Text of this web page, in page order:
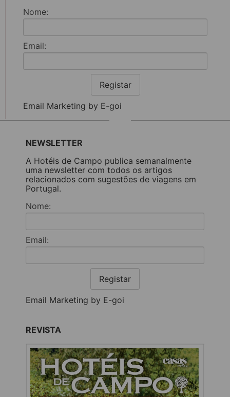
Nome:
Email:
Registar
Email Marketing by E-goi
NEWSLETTER
A Hotéis de Campo publica semanalmente
uma newsletter com todos os artigos
relacionados com sugestões de viagens em
Portugal.
Nome:
Email:
Registar
Email Marketing by E-goi
REVISTA